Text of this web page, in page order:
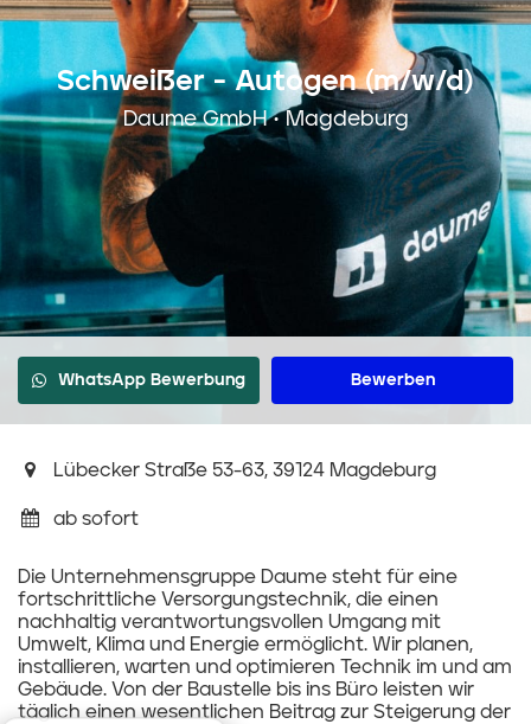
Schweißer - Autogen (m/w/d)
Daume GmbH • Magdeburg
WhatsApp Bewerbung Bewerben
Lübecker Straße 53-63, 39124 Magdeburg
ab sofort
Die Unternehmensgruppe Daume steht für eine
fortschrittliche Versorgungstechnik, die einen
nachhaltig verantwortungsvollen Umgang mit
Umwelt, Klima und Energie ermöglicht. Wir planen,
installieren, warten und optimieren Technik im und am
Gebäude. Von der Baustelle bis ins Büro leisten wir
täglich einen wesentlichen Beitrag zur Steigerung der